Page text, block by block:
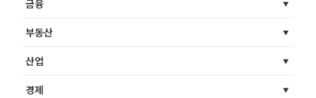
금융
부동산
산업
경제